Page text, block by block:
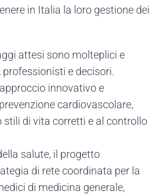
in Italia la loro gestione dei
attesi sono molteplici e
e decisori.
innovativo e
cardiovascolare,
stili di vita corretti e al controllo
salute, il progetto
di rete coordinata per la
di medicina generale,